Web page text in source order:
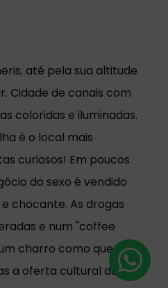
até pela sua altitude
Cidade de canais com
coloridas e iluminadas.
é o local mais
curiosos! Em poucos
do sexo é vendido
chocante. As drogas
e num "coffee
charro como quem
a oferta cultural da